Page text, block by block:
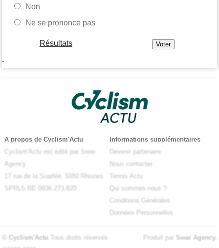
Non
Ne se prononce pas
Résultats
-
A propos de Cyclism'Actu
Cyclism'Actu est édité par Swar-
Agency
17 rue de la Suarlée, 5080 Rhisnes
SPRLS BE 0836.273.820
Informations supplémentaires
Devenir partenaire
Nous contacter
Tennis Actu
Qui sommes-nous ?
Conditions Générales
Données Personnelles
© Cyclism'Actu Tous droits réservés
Produit par Swar Agency.